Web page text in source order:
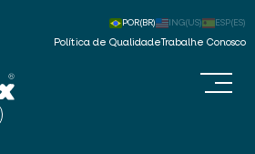
Política de Qualidade Trabalhe Conosco
POR(BR) ING(US) ESP(ES)